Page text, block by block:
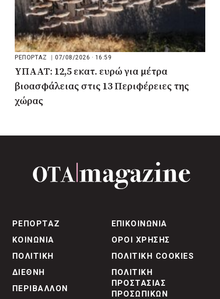
ΡΕΠΟΡΤΑΖ | 07/08/2026 · 16:59
ΥΠΑΑΤ: 12,5 εκατ. ευρώ για μέτρα
βιοασφάλειας στις 13 Περιφέρειες της
χώρας
ΡΕΠΟΡΤΑΖ
ΚΟΙΝΩΝΙΑ
ΠΟΛΙΤΙΚΗ
ΔΙΕΘΝΗ
ΠΕΡΙΒΑΛΛΟΝ
ΕΠΙΚΟΙΝΩΝΙΑ
ΟΡΟΙ ΧΡΗΣΗΣ
ΠΟΛΙΤΙΚΗ COOKIES
ΠΟΛΙΤΙΚΗ
ΠΡΟΣΤΑΣΙΑΣ
ΠΡΟΣΩΠΙΚΩΝ